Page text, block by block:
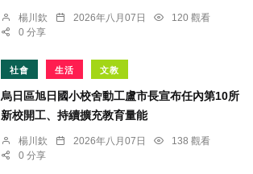
楊川欽 2026年八月07日
120 觀看
0 分享
社會 生活 文教
烏日區旭日國小校舍動工盧市長宣布任內第10所
新校開工、持續擴充教育量能
楊川欽 2026年八月07日
138 觀看
0 分享